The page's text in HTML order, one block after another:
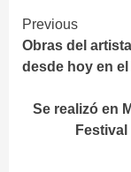
Continue
Reading
Previous
Obras del
desde hoy en
Se realizó en